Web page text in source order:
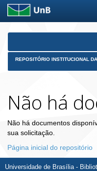
Skip
REPOSITÓRIO INSTITUCIONAL
Não há
Não há documentos
sua solicitação.
Página inicial do repositório
Universidade de Brasília -